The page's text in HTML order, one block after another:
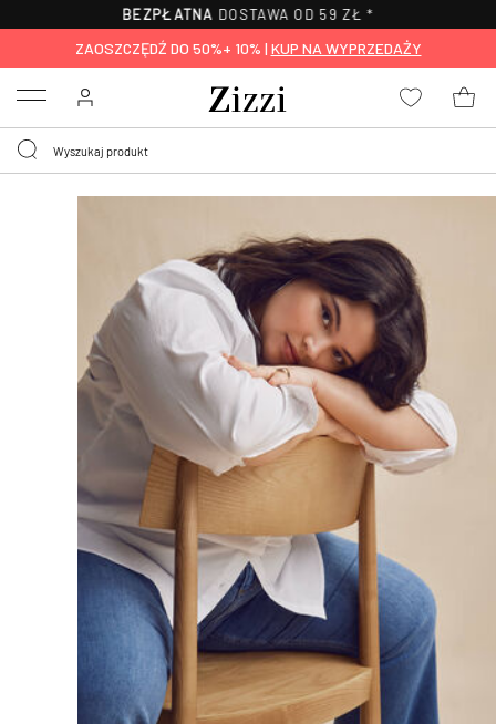
30-DNINA ZWROT*
ZAOSZCZĘDŹ DO 50%+ 10% | KUP NA WYPRZEDAŻY
Menu